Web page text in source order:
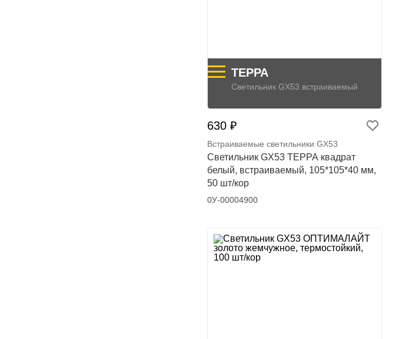
ТЕРРА
Светильник GX53 встраиваемый
630 ₽
Встраиваемые светильники GX53
Светильник GX53 ТЕРРА квадрат
белый, встраиваемый, 105*105*40 мм,
50 шт/кор
0У-00004900